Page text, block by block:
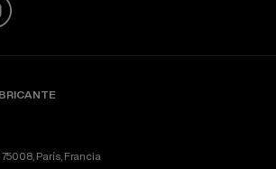
75008, París, Francia